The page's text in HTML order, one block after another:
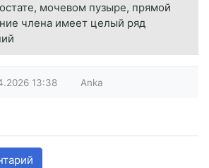
мочевом пузыре, прямой
члена имеет целый ряд
13:38 Anka